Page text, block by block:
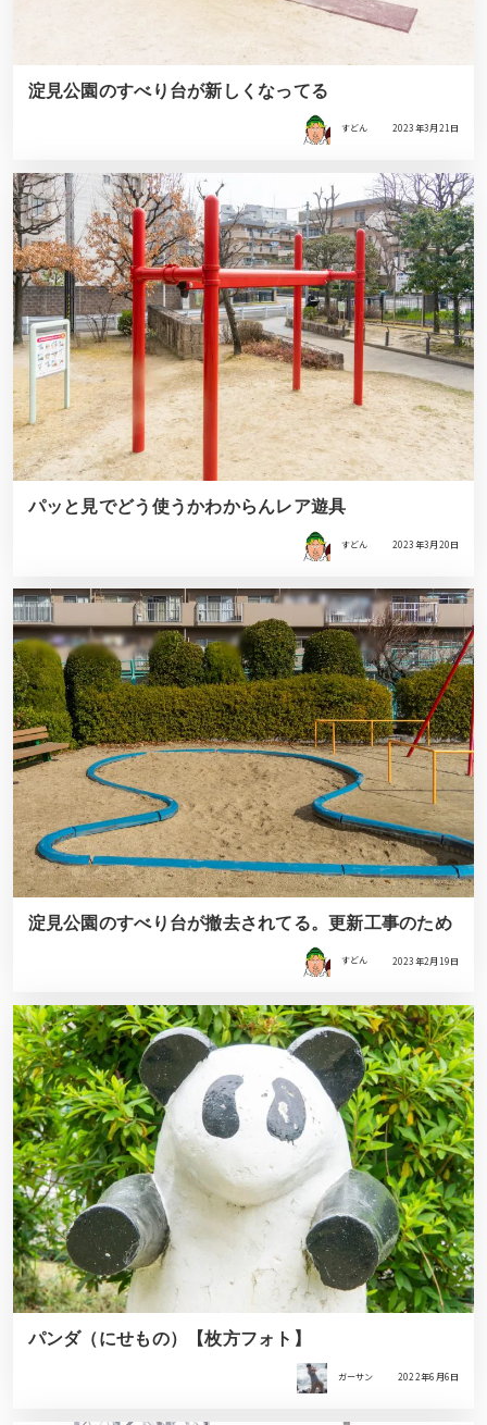
淀見公園のすべり台が新しくなってる
すどん 2023年3月21日
パッと見でどう使うかわからんレア遊具
すどん 2023年3月20日
淀見公園のすべり台が撤去されてる。更新工事のため
すどん 2023年2月19日
パンダ（にせもの）【枚方フォト】
ガーサン 2022年6月6日